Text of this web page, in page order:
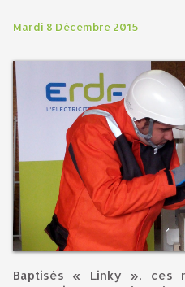
Mardi 8 Décembre 2015
Baptisés « Linky », ces nouveaux compteurs sont